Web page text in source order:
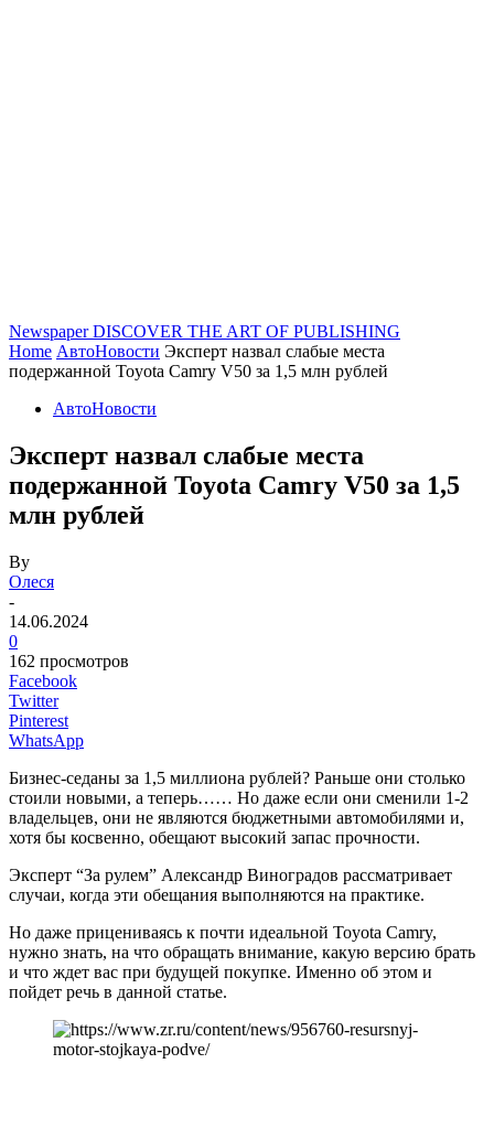
Newspaper DISCOVER THE ART OF PUBLISHING
Home АвтоНовости Эксперт назвал слабые места
подержанной Toyota Camry V50 за 1,5 млн рублей
АвтоНовости
Эксперт назвал слабые места
подержанной Toyota Camry V50 за 1,5
млн рублей
By
Олеся
-
14.06.2024
0
162 просмотров
Facebook
Twitter
Pinterest
WhatsApp
Бизнес-седаны за 1,5 миллиона рублей? Раньше они столько
стоили новыми, а теперь…… Но даже если они сменили 1-2
владельцев, они не являются бюджетными автомобилями и,
хотя бы косвенно, обещают высокий запас прочности.
Эксперт “За рулем” Александр Виноградов рассматривает
случаи, когда эти обещания выполняются на практике.
Но даже прицениваясь к почти идеальной Toyota Camry,
нужно знать, на что обращать внимание, какую версию брать
и что ждет вас при будущей покупке. Именно об этом и
пойдет речь в данной статье.